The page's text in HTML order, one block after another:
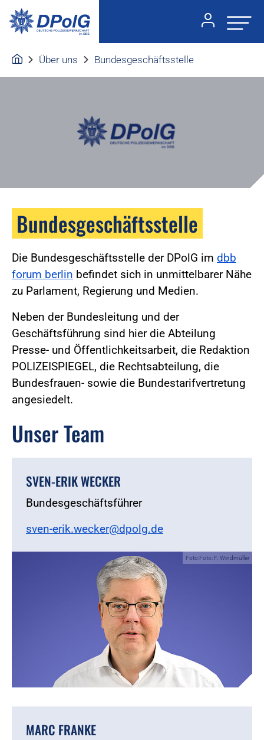
Über uns Bundesgeschäftsstelle
Bundesgeschäftsstelle
Die Bundesgeschäftsstelle der DPolG im dbb
forum berlin befindet sich in unmittelbarer Nähe
zu Parlament, Regierung und Medien.
Neben der Bundesleitung und der
Geschäftsführung sind hier die Abteilung
Presse- und Öffentlichkeitsarbeit, die Redaktion
POLIZEISPIEGEL, die Rechtsabteilung, die
Bundesfrauen- sowie die Bundestarifvertretung
angesiedelt.
Unser Team
SVEN-ERIK WECKER
Bundesgeschäftsführer
sven-erik.wecker@dpolg.de
Foto:Foto: F. Windmüller
MARC FRANKE